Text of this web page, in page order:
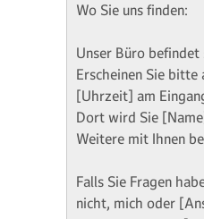
Wo Sie uns finden:
Unser Büro
Erscheinen Sie
[Uhrzeit] am
Dort wird Sie
Weitere mit Ihnen
Falls Sie Fragen
nicht, mich oder